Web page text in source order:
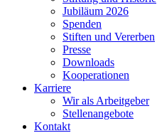
Jubiläum 2026
Spenden
Stiften und Vererben
Presse
Downloads
Kooperationen
Karriere
Wir als Arbeitgeber
Stellenangebote
Kontakt